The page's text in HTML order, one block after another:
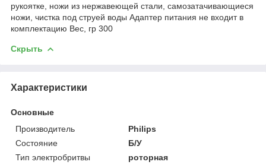
рукоятке, ножи из нержавеющей стали, самозатачивающиеся
ножи, чистка под струей воды Адаптер питания не входит в
комплектацию Вес, гр 300
Скрыть
Характеристики
Основные
Производитель
Philips
Состояние
Б/У
Тип электробритвы
роторная